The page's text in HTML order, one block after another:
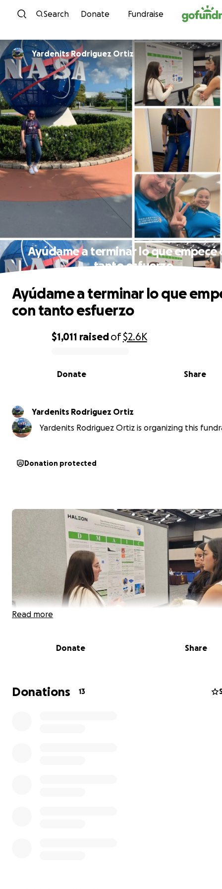
Skip to content
Search Donate Fundraise
Yardenits Rodriguez Ortiz
Ayúdame a terminar lo que empecé
tanto esfuerzo
0% complete
$1,011 raisedof$2.6K
Share
Donate
Ayúdame a terminar lo que
con tanto esfuerzo
Yardenits Rodriguez Ortiz
Yardenits Rodriguez Ortiz is organizing this
Donation protected
Read more
Donate Share
Donations 13